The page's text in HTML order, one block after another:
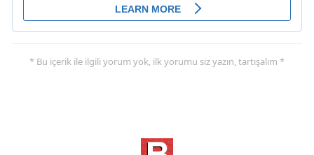
* Bu içerik ile ilgili yorum yok, ilk yorumu siz yazın, tartışalım *